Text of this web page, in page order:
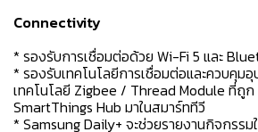
Connectivity
* รองรับการเชื่อมต่อด้วย Wi-Fi 5 และ
* รองรับเทคโนโลยีการเชื่อมต่อและควบคุม
เทคโนโลยี Zigbee / Thread Module ที่ถู
SmartThings Hub มาในสมาร์ททีวี
* Samsung Daily+ จะช่วยรายงานกิจกรรม